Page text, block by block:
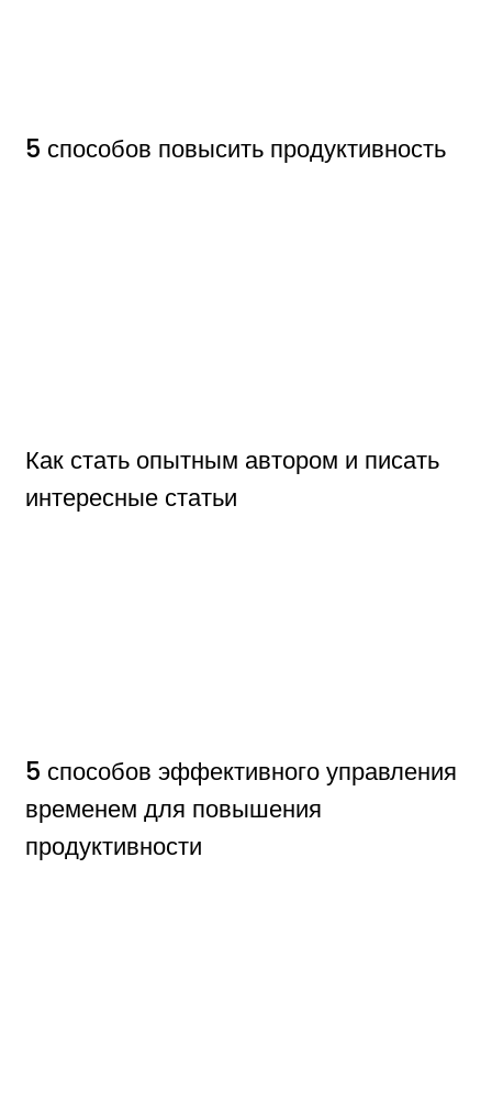
5 способов повысить продуктивность
Как стать опытным автором и писать
интересные статьи
5 способов эффективного управления
временем для повышения
продуктивности